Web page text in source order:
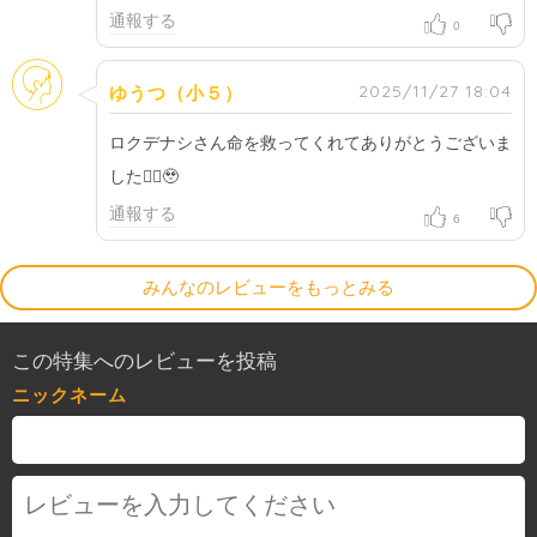
通報する
0
そのほか
ゆうつ（小５） 2025/11/27 18:04
ロクデナシさん命を救ってくれてありがとうございま
した🙂‍↕️🥹
通報する
6
みんなのレビューをもっとみる
この特集へのレビューを投稿
ニックネーム